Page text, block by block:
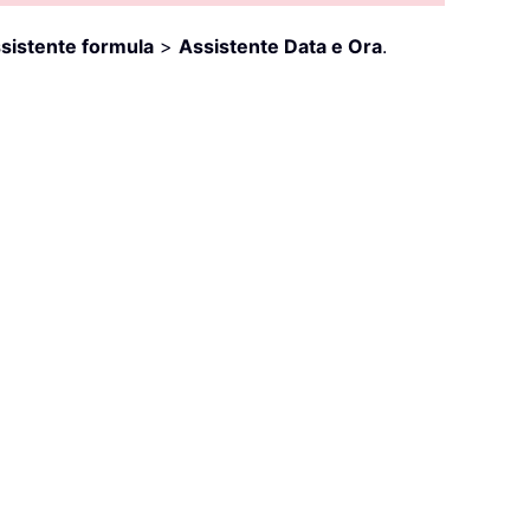
formula > Assistente Data e Ora.